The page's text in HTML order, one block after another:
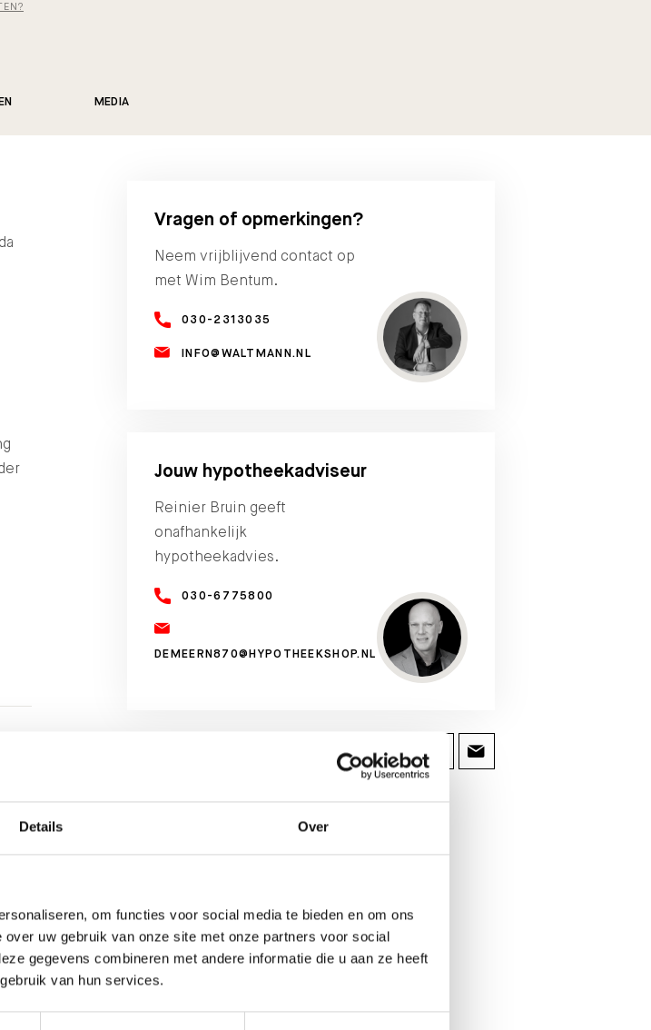
Details Over
om functies voor social media te bieden en om ons
uw gebruik van onze site met onze partners voor social
gegevens combineren met andere informatie die u aan ze heeft
van hun services.
MEDIA
Vragen of opmerkingen?
Neem vrijblijvend contact op
met Wim Bentum.
030-2313035
INFO@WALTMANN.NL
Jouw hypotheekadviseur
Reinier Bruin geeft
onafhankelijk
hypotheekadvies.
030-6775800
DEMEERN870@HYPOTHEEKSHOP.NL